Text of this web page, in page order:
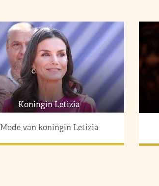
Koningin Letizia
Mode van koningin Letizia